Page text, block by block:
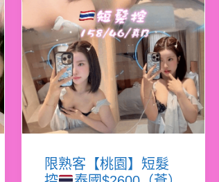
限熟客【桃園】短髮